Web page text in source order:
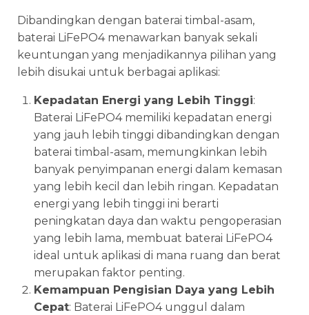
Dibandingkan dengan baterai timbal-asam,
baterai LiFePO4 menawarkan banyak sekali
keuntungan yang menjadikannya pilihan yang
lebih disukai untuk berbagai aplikasi:
Kepadatan Energi yang Lebih Tinggi:
Baterai LiFePO4 memiliki kepadatan energi
yang jauh lebih tinggi dibandingkan dengan
baterai timbal-asam, memungkinkan lebih
banyak penyimpanan energi dalam kemasan
yang lebih kecil dan lebih ringan. Kepadatan
energi yang lebih tinggi ini berarti
peningkatan daya dan waktu pengoperasian
yang lebih lama, membuat baterai LiFePO4
ideal untuk aplikasi di mana ruang dan berat
merupakan faktor penting.
Kemampuan Pengisian Daya yang Lebih
Cepat: Baterai LiFePO4 unggul dalam